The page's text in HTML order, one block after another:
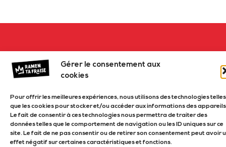
Gérer le consentement aux
cookies
Pour offrir les meilleures expériences, nous utilisons des technologies telles
que les cookies pour stocker et/ou accéder aux informations des
Le fait de consentir à ces technologies nous permettra de traiter des
données telles que le comportement de navigation ou les ID uniques sur ce
site. Le fait de ne pas consentir ou de retirer son consentement peut avoir
effet négatif sur certaines caractéristiques et fonctions.